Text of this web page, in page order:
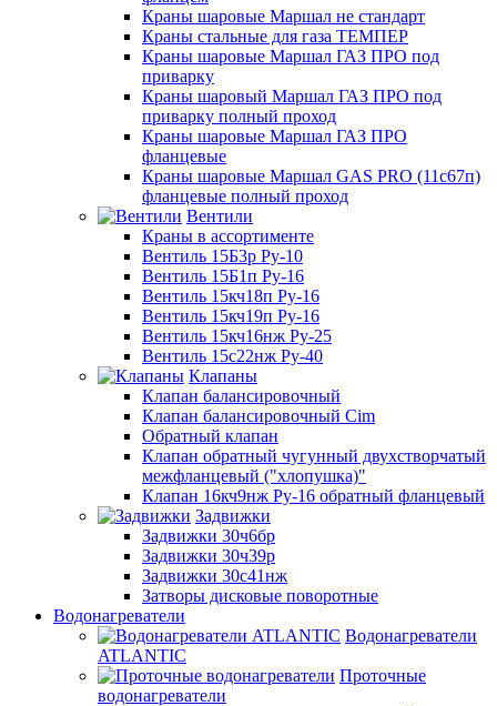
Краны шаровые Маршал не стандарт
Краны стальные для газа ТЕМПЕР
Краны шаровые Маршал ГАЗ ПРО под
приварку
Краны шаровый Маршал ГАЗ ПРО под
приварку полный проход
Краны шаровые Маршал ГАЗ ПРО
фланцевые
Краны шаровые Маршал GAS PRO (11с67п)
фланцевые полный проход
Вентили
Краны в ассортименте
Вентиль 15Б3р Ру-10
Вентиль 15Б1п Ру-16
Вентиль 15кч18п Ру-16
Вентиль 15кч19п Ру-16
Вентиль 15кч16нж Ру-25
Вентиль 15с22нж Ру-40
Клапаны
Клапан балансировочный
Клапан балансировочный Cim
Обратный клапан
Клапан обратный чугунный двухстворчатый
межфланцевый ("хлопушка)"
Клапан 16кч9нж Ру-16 обратный фланцевый
Задвижки
Задвижки 30ч6бр
Задвижки 30ч39р
Задвижки 30с41нж
Затворы дисковые поворотные
Водонагреватели
Водонагреватели
ATLANTIC
Проточные
водонагреватели